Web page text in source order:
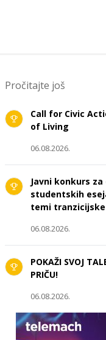
Pročitajte još
Call for Civic
of Living
06.08.2026.
Javni konkurs
studentskih
temi
06.08.2026.
POKAŽI SVOJ
PRIČU!
06.08.2026.